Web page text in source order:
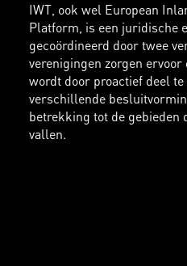
IWT, ook wel European
Platform, is een juridische
gecoördineerd door twee
verenigingen zorgen
wordt door proactief deel te
verschillende
betrekking tot de gebieden
vallen.